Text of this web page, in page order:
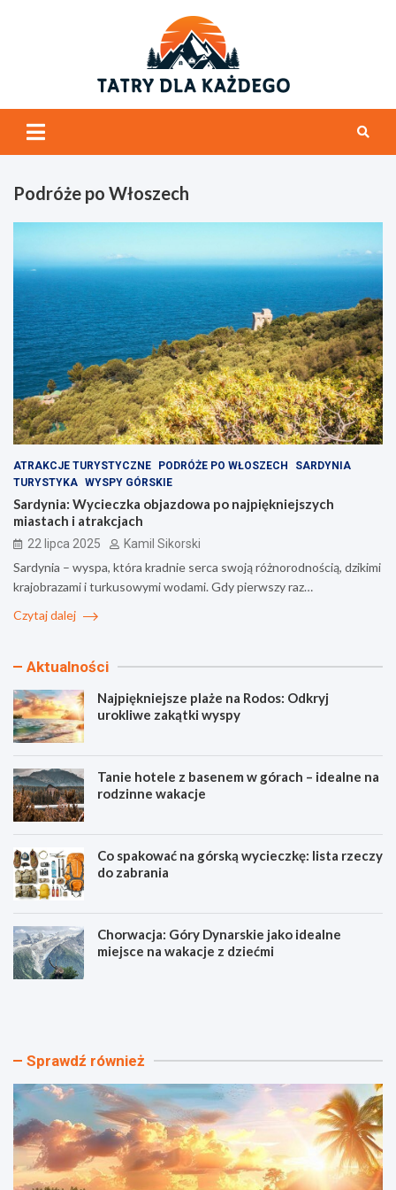
Podróże po Włoszech
ATRAKCJE TURYSTYCZNE PODRÓŻE PO WŁOSZECH
SARDYNIA
TURYSTYKA WYSPY GÓRSKIE
Sardynia: Wycieczka objazdowa po najpiękniejszych
miastach i atrakcjach
22 lipca 2025 Kamil Sikorski
Sardynia – wyspa, która kradnie serca swoją różnorodnością, dzikimi
krajobrazami i turkusowymi wodami. Gdy pierwszy raz…
Czytaj dalej
Aktualności
Najpiękniejsze plaże na Rodos: Odkryj
urokliwe zakątki wyspy
Tanie hotele z basenem w górach – idealne na
rodzinne wakacje
Co spakować na górską wycieczkę: lista rzeczy
do zabrania
Chorwacja: Góry Dynarskie jako idealne
miejsce na wakacje z dziećmi
N
ę
n
i
e
j
s
T
h
t
e
l
e
z
b
Sprawdź również